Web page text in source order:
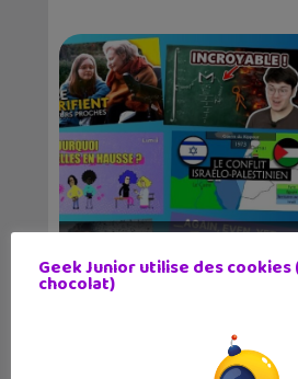
Apprendre avec
Lumni, C quoi l’i...
Geek Junior utilise des
chocolat)